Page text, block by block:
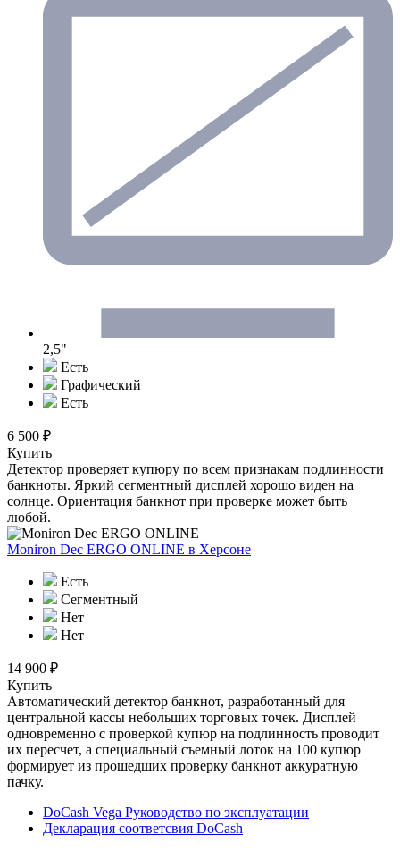
2,5"
Есть
Графический
Есть
6 500 ₽
Купить
Детектор проверяет купюру по всем признакам подлинности
банкноты. Яркий сегментный дисплей хорошо виден на
солнце. Ориентация банкнот при проверке может быть
любой.
Moniron Dec ERGO ONLINE в Херсоне
Есть
Сегментный
Нет
Нет
14 900 ₽
Купить
Автоматический детектор банкнот, разработанный для
центральной кассы небольших торговых точек. Дисплей
одновременно с проверкой купюр на подлинность проводит
их пересчет, а специальный съемный лоток на 100 купюр
формирует из прошедших проверку банкнот аккуратную
пачку.
DoCash Vega Руководство по эксплуатации
Декларация соответсвия DoCash